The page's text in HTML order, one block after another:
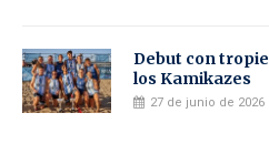
Debut con
los Kamikazes
27 de junio de 2026